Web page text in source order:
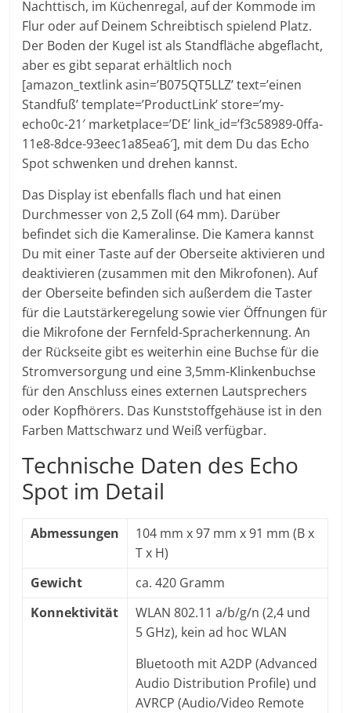
Nachttisch, im Küchenregal, auf der Kommode im
Flur oder auf Deinem Schreibtisch spielend Platz.
Der Boden der Kugel ist als Standfläche abgeflacht,
aber es gibt separat erhältlich noch
[amazon_textlink asin=’B075QT5LLZ’ text=’einen
Standfuß’ template=’ProductLink’ store=’my-
echo0c-21′ marketplace=’DE’ link_id=’f3c58989-0ffa-
11e8-8dce-93eec1a85ea6′], mit dem Du das Echo
Spot schwenken und drehen kannst.
Das Display ist ebenfalls flach und hat einen
Durchmesser von 2,5 Zoll (64 mm). Darüber
befindet sich die Kameralinse. Die Kamera kannst
Du mit einer Taste auf der Oberseite aktivieren und
deaktivieren (zusammen mit den Mikrofonen). Auf
der Oberseite befinden sich außerdem die Taster
für die Lautstärkeregelung sowie vier Öffnungen für
die Mikrofone der Fernfeld-Spracherkennung. An
der Rückseite gibt es weiterhin eine Buchse für die
Stromversorgung und eine 3,5mm-Klinkenbuchse
für den Anschluss eines externen Lautsprechers
oder Kopfhörers. Das Kunststoffgehäuse ist in den
Farben Mattschwarz und Weiß verfügbar.
Technische Daten des Echo
Spot im Detail
Abmessungen
104 mm x 97 mm x 91 mm (B x
T x H)
Gewicht
ca. 420 Gramm
Konnektivität
WLAN 802.11 a/b/g/n (2,4 und
5 GHz), kein ad hoc WLAN
Bluetooth mit A2DP (Advanced
Audio Distribution Profile) und
AVRCP (Audio/Video Remote